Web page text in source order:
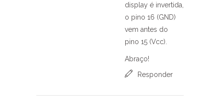
display é invertida,
o pino 16 (GND)
vem antes do
pino 15 (Vcc).
Abraço!
Responder